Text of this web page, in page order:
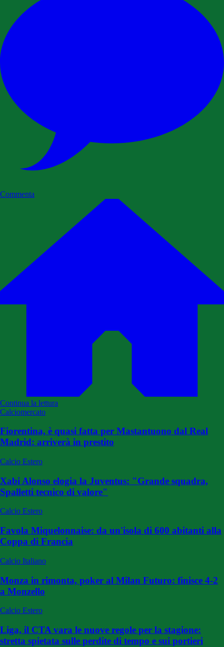
Commenta
Continua la lettura
Calciomercato
Fiorentina, è quasi fatta per Mastantuono dal Real
Madrid: arriverà in prestito
Calcio Estero
Xabi Alonso elogia la Juventus: "Grande squadra,
Spalletti tecnico di valore"
Calcio Estero
Favola Miquelonnaise: da un'isola di 600 abitanti alla
Coppa di Francia
Calcio Italiano
Monza in rimonta, poker al Milan Futuro: finisce 4-2
a Monzello
Calcio Estero
Liga, il CTA vara le nuove regole per la stagione:
stretta spietata sulle perdite di tempo e sui portieri